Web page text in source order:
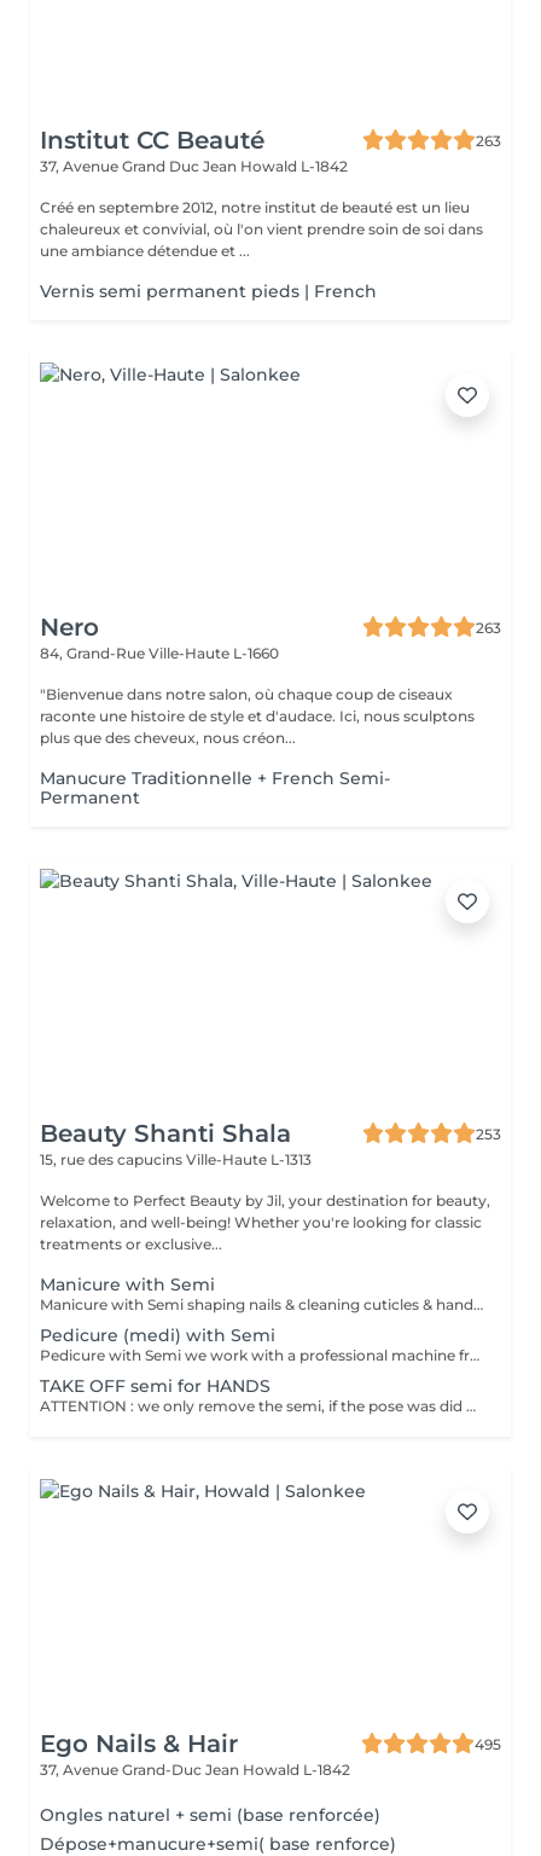
Institut CC Beauté
263
37, Avenue Grand Duc Jean Howald L-1842
Créé en septembre 2012, notre institut de beauté est un lieu
chaleureux et convivial, où l'on vient prendre soin de soi dans
une ambiance détendue et ...
Vernis semi permanent pieds | French
Nero
263
84, Grand-Rue Ville-Haute L-1660
"Bienvenue dans notre salon, où chaque coup de ciseaux
raconte une histoire de style et d'audace. Ici, nous sculptons
plus que des cheveux, nous créon...
Manucure Traditionnelle + French Semi-
Permanent
Beauty Shanti Shala
253
15, rue des capucins Ville-Haute L-1313
Welcome to Perfect Beauty by Jil, your destination for beauty,
relaxation, and well-being! Whether you're looking for classic
treatments or exclusive...
Manicure with Semi
Manicure with Semi shaping nails & cleaning cuticles & hand massage Polish = normal polish, which one you can easily take off with dissolute. Stay 2-4 days for hands, 1 month for feet and take 30min to dry. Semi = we dry it under a LEDlight and should be taken off in the salon (removing is included in the price). Stay -> till 3 weeks for hands, 4-5 weeks for feet and will be dry immediately. Can damage your nails by doing it to offen without a break.
Pedicure (medi) with Semi
Pedicure with Semi we work with a professional machine from the brand RUCK, feetbath, cuting & polishing nails, taking off of the dead skin ( cuting and/or polishing), cleaning from the cuticles, ingrowing nails and corn eye will be treated Polish = normal polish, which one you can easily take off with dissolute. Stay 2-4 days for hands, 1 month for feet and take 30min to dry. Semi = we dry it under a LEDlight and should be taken off in the salon (removing is included in the price). Stay -> till 3 weeks for hands, 4-5 weeks for feet and will be dry immediately. Can damage your nails by doing it to offen without a break
TAKE OFF semi for HANDS
ATTENTION : we only remove the semi, if the pose was did by Perfect Beauty and the remove is included in the price of the pose. Unfortunately, all clients who book an appoitement with a pose from an other artist will be refused and will be charged for blocking the shedule. Sorry for this thank you for your understanding
Ego Nails & Hair
495
37, Avenue Grand-Duc Jean Howald L-1842
Ongles naturel + semi (base renforcée)
Dépose+manucure+semi( base renforce)